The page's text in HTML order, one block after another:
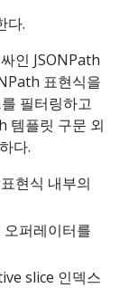
다.
인 JSONPath
표현식을
필터링하고
템플릿 구문 외
다.
현식 내부의
오퍼레이터를
slice 인덱스